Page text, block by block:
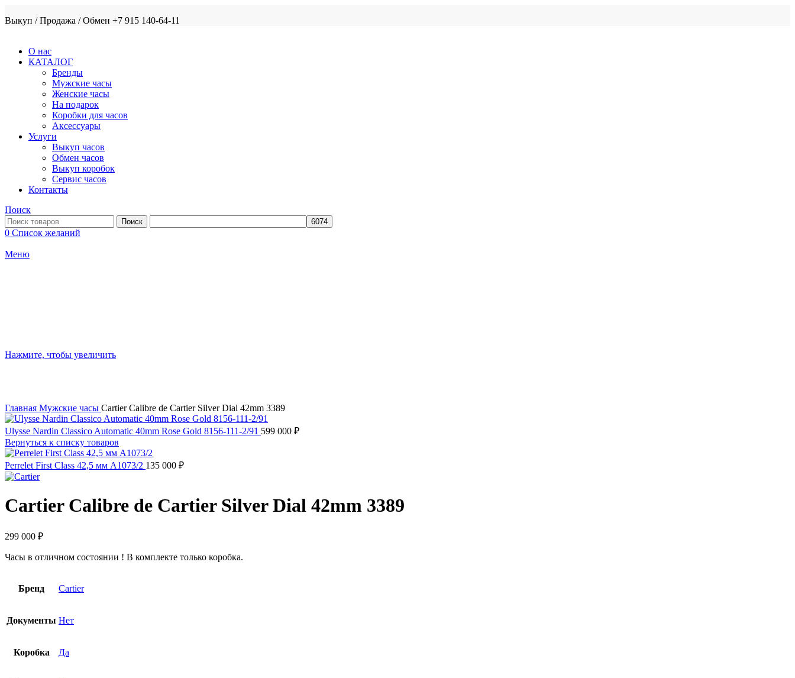
Выкуп / Продажа / Обмен +7 915 140-64-11
О нас
КАТАЛОГ
Бренды
Мужские часы
Женские часы
На подарок
Коробки для часов
Аксессуары
Услуги
Выкуп часов
Обмен часов
Выкуп коробок
Сервис часов
Контакты
Поиск
Поиск
0 Список желаний
Меню
Нажмите, чтобы увеличить
Главная Мужские часы Cartier Calibre de Cartier Silver Dial 42mm 3389
Ulysse Nardin Classico Automatic 40mm Rose Gold 8156-111-2/91 599 000 ₽
Вернуться к списку товаров
Perrelet First Class 42,5 мм A1073/2 135 000 ₽
Cartier Calibre de Cartier Silver Dial 42mm 3389
299 000 ₽
Часы в отличном состоянии ! В комплекте только коробка.
Бренд Cartier
Документы Нет
Коробка Да